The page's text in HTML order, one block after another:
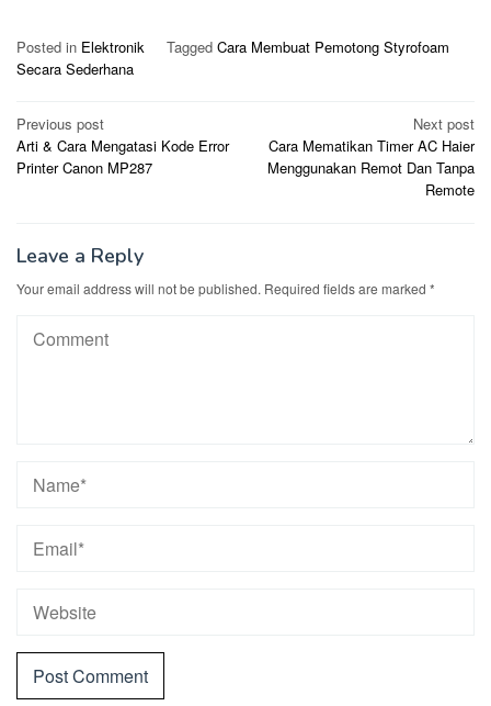
Posted in Elektronik Tagged Cara Membuat Pemotong Styrofoam
Secara Sederhana
Post
navigation
Previous post
Arti & Cara Mengatasi Kode Error
Printer Canon MP287
Next post
Cara Mematikan Timer AC Haier
Menggunakan Remot Dan Tanpa
Remote
Leave a Reply
Your email address will not be published. Required fields are marked *